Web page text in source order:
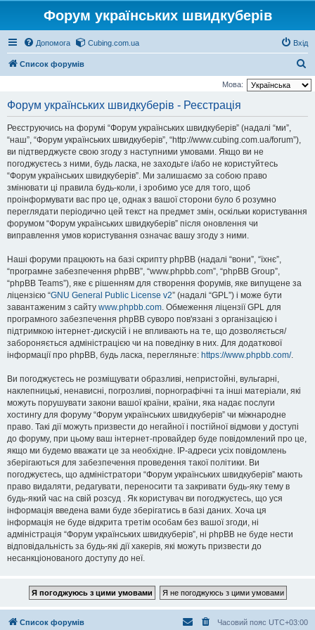
Форум українських швидкуберів
Допомога Cubing.com.ua Вхід
Список форумів
о
Мова:
Форум українських швидкуберів - Реєстрація
Реєструючись на форумі “Форум українських швидкуберів” (надалі “ми”,
“наш”, “Форум українських швидкуберів”, “http://www.cubing.com.ua/forum”),
ви підтверджуєте свою згоду з наступними умовами. Якщо ви не
погоджуєтесь з ними, будь ласка, не заходьте і/або не користуйтесь
“Форум українських швидкуберів”. Ми залишаємо за собою право
змінювати ці правила будь-коли, і зробимо усе для того, щоб
проінформувати вас про це, однак з вашої сторони було б розумно
переглядати періодично цей текст на предмет змін, оскільки користування
форумом “Форум українських швидкуберів” після оновлення чи
виправлення умов користування означає вашу згоду з ними.
Наші форуми працюють на базі скрипту phpBB (надалі “вони”, “їхнє”,
“програмне забезпечення phpBB”, “www.phpbb.com”, “phpBB Group”,
“phpBB Teams”), яке є рішенням для створення форумів, яке випущене за
ліцензією “GNU General Public License v2” (надалі “GPL”) і може бути
завантаженим з сайту www.phpbb.com. Обмеження ліцензії GPL для
програмного забезпечення phpBB суворо пов'язані з організацією і
підтримкою інтернет-дискусій і не впливають на те, що дозволяється/
забороняється адміністрацією чи на поведінку в них. Для додаткової
інформації про phpBB, будь ласка, перегляньте: https://www.phpbb.com/.
Ви погоджуєтесь не розміщувати образливі, непристойні, вульгарні,
наклепницькі, ненависні, погрозливі, порнографічні та інші матеріали, які
можуть порушувати закони вашої країни, країни, яка надає послуги
хостингу для форуму “Форум українських швидкуберів” чи міжнародне
право. Такі дії можуть призвести до негайної і постійної відмови у доступі
до форуму, при цьому ваш інтернет-провайдер буде повідомлений про це,
якщо ми будемо вважати це за необхідне. IP-адреси усіх повідомлень
зберігаються для забезпечення проведення такої політики. Ви
погоджуєтесь, що адміністратори “Форум українських швидкуберів” мають
право видаляти, редагувати, переносити та закривати будь-яку тему в
будь-який час на свій розсуд . Як користувач ви погоджуєтесь, що уся
інформація введена вами буде зберігатись в базі даних. Хоча ця
інформація не буде відкрита третім особам без вашої згоди, ні
адміністрація “Форум українських швидкуберів”, ні phpBB не буде нести
відповідальність за будь-які дії хакерів, які можуть призвести до
несанкціонованого доступу до неї.
Список форумів Часовий пояс UTC+03:00